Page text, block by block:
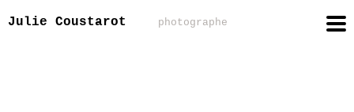
Julie Coustarot photographe